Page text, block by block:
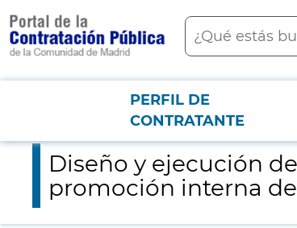
contenido
principal
Buscar
Menú PCON
PERFIL DE
CONTRATANTE
Diseño y ejecución de las pruebas para la
Diseño y ejecución
promoción interna